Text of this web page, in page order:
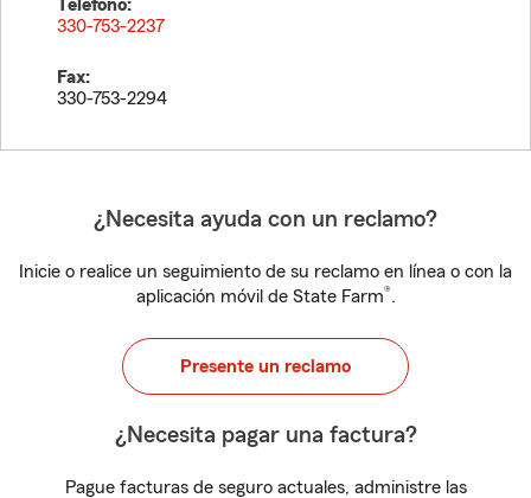
Teléfono:
330-753-2237
Fax:
330-753-2294
¿Necesita ayuda con un reclamo?
Inicie o realice un seguimiento de su reclamo en línea o con la
aplicación móvil de State Farm®.
Presente un reclamo
¿Necesita pagar una factura?
Pague facturas de seguro actuales, administre las